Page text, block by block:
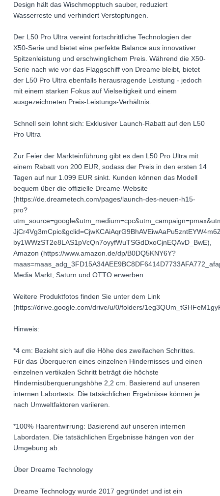
Design hält das Wischmopptuch sauber, reduziert
Wasserreste und verhindert Verstopfungen.
Der L50 Pro Ultra vereint fortschrittliche Technologien der
X50-Serie und bietet eine perfekte Balance aus innovativer
Spitzenleistung und erschwinglichem Preis. Während die X50-
Serie nach wie vor das Flaggschiff von Dreame bleibt, bietet
der L50 Pro Ultra ebenfalls herausragende Leistung - jedoch
mit einem starken Fokus auf Vielseitigkeit und einem
ausgezeichneten Preis-Leistungs-Verhältnis.
Schnell sein lohnt sich: Exklusiver Launch-Rabatt auf den L50
Pro Ultra
Zur Feier der Markteinführung gibt es den L50 Pro Ultra mit
einem Rabatt von 200 EUR, sodass der Preis in den ersten 14
Tagen auf nur 1.099 EUR sinkt. Kunden können das Modell
bequem über die offizielle Dreame-Website
(https://de.dreametech.com/pages/launch-des-neuen-h15-
pro?
by1WWzST2e8LAS1pVcQn7oyyfWuTSGdDxoCjnEQAvD_BwE),
Amazon (https://www.amazon.de/dp/B0DQ5KNY6Y?
Media Markt, Saturn und OTTO erwerben.
Weitere Produktfotos finden Sie unter dem Link
(https://drive.google.com/drive/u/0/folders/
Hinweis:
*4 cm: Bezieht sich auf die Höhe des zweifachen Schrittes.
Für das Überqueren eines einzelnen Hindernisses und einen
einzelnen vertikalen Schritt beträgt die höchste
Hindernisüberquerungshöhe 2,2 cm. Basierend auf unseren
internen Labortests. Die tatsächlichen Ergebnisse können je
nach Umweltfaktoren variieren.
*100% Haarentwirrung: Basierend auf unseren internen
Labordaten. Die tatsächlichen Ergebnisse hängen von der
Umgebung ab.
Über Dreame Technology
Dreame Technology wurde 2017 gegründet und ist ein